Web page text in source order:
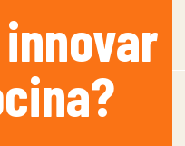
innovar